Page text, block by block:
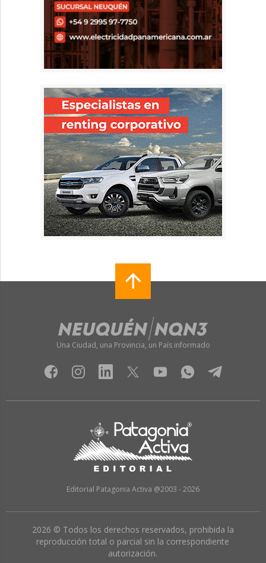
Una Ciudad, una Provincia, un País informado
Editorial Patagonia Activa @2003 - 2026
2026 © Todos los derechos reservados, prohibida la
reproducción total o parcial sin la correspondiente
autorización.